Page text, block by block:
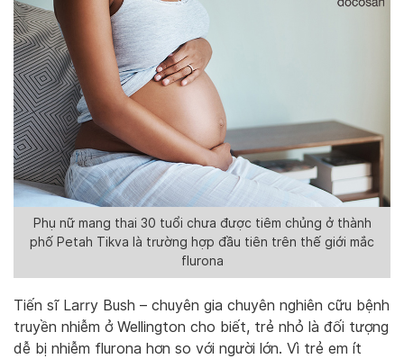
Phụ nữ mang thai 30 tuổi chưa được tiêm chủng ở thành
phố Petah Tikva là trường hợp đầu tiên trên thế giới mắc
flurona
Tiến sĩ Larry Bush – chuyên gia chuyên nghiên cữu bệnh
truyền nhiễm ở Wellington cho biết, trẻ nhỏ là đối tượng
dễ bị nhiễm flurona hơn so với người lớn. Vì trẻ em ít